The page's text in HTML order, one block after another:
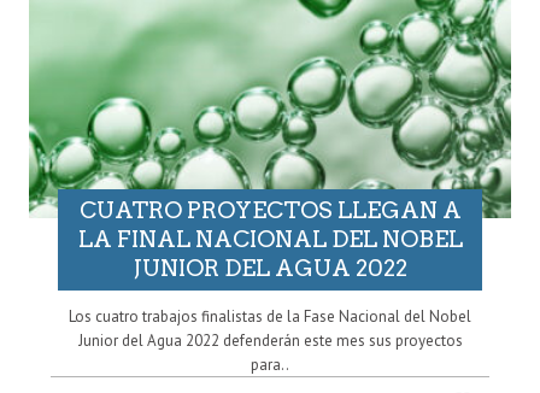
CUATRO PROYECTOS LLEGAN A
LA FINAL NACIONAL DEL NOBEL
JUNIOR DEL AGUA 2022
Los cuatro trabajos finalistas de la Fase Nacional del Nobel
Junior del Agua 2022 defenderán este mes sus proyectos
para..